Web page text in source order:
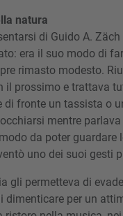
natura
di Guido A.
era il suo modo di
rimasto modesto.
il prossimo e trattava
di fronte un tassista o
mentre
da poter guardare
uno dei suoi gesti
gli permetteva di
dimenticare per un